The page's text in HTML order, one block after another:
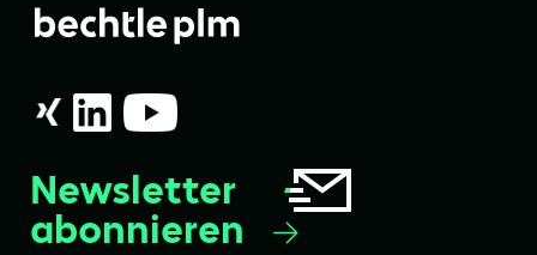
Newsletter
abonnieren